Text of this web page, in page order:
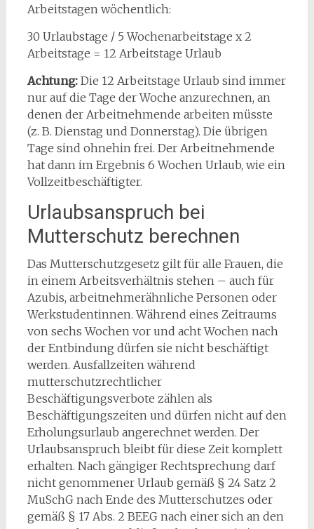
Arbeitstagen wöchentlich:
30 Urlaubstage / 5 Wochenarbeitstage x 2
Arbeitstage = 12 Arbeitstage Urlaub
Achtung:Die 12 Arbeitstage Urlaub sind immer
nur auf die Tage der Woche anzurechnen, an
denen der Arbeitnehmende arbeiten müsste
(z. B. Dienstag und Donnerstag). Die übrigen
Tage sind ohnehin frei. Der Arbeitnehmende
hat dann im Ergebnis 6 Wochen Urlaub, wie ein
Vollzeitbeschäftigter.
Urlaubsanspruch bei
Mutterschutz berechnen
Das Mutterschutzgesetz gilt für alle Frauen, die
in einem Arbeitsverhältnis stehen – auch für
Azubis, arbeitnehmerähnliche Personen oder
Werkstudentinnen. Während eines Zeitraums
von sechs Wochen vor und acht Wochen nach
der Entbindung dürfen sie nicht beschäftigt
werden. Ausfallzeiten während
mutterschutzrechtlicher
Beschäftigungsverbote zählen als
Beschäftigungszeiten und dürfen nicht auf den
Erholungsurlaub angerechnet werden. Der
Urlaubsanspruch bleibt für diese Zeit komplett
erhalten. Nach gängiger Rechtsprechung darf
nicht genommener Urlaub gemäß § 24 Satz 2
MuSchG nach Ende des Mutterschutzes oder
gemäß § 17 Abs. 2 BEEG nach einer sich an den